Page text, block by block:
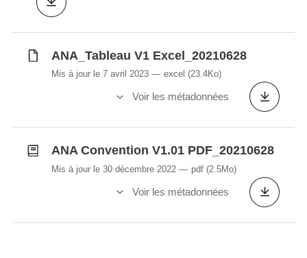
certifications et reconnaissances telles que :
la Direction de l’aviation civile
Le Prix Luxembourgeois de la Qualité et de
Le certificat de bonne pratique remis dans
dans le secteur public (EPSA 2019).
La certification environnementale ISO
L’ANA s'engage également au sein de
réseaux internationaux comme :
ANA_Tableau V1 Excel_20210628
Mis à jour le 7 avril 2023 excel (23.4Ko)
Voir les métadonnées
ANA Convention V1.01 PDF_20210628
Mis à jour le 30 décembre 2022 pdf (2.5Mo)
Voir les métadonnées